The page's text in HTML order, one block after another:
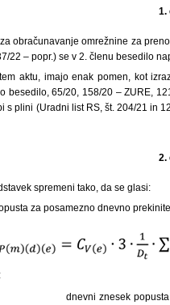
1.
obračunavanje omrežnine za
22 – popr.) se v 2. členu besedilo
aktu, imajo enak pomen, kot
besedilo, 65/20, 158/20 – ZURE,
s plini (Uradni list RS, št. 204/21 in
2.
spremeni tako, da se glasi:
za posamezno dnevno
dnevni znesek